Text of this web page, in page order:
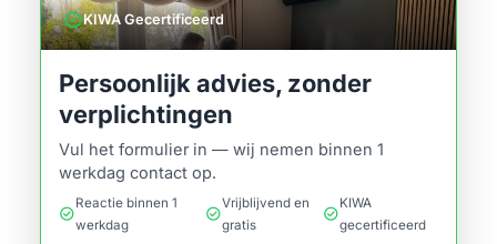
verifiedKIWA Gecertificeerd
Persoonlijk advies, zonder
verplichtingen
Vul het formulier in — wij nemen binnen 1
werkdag contact op.
check_circle
Reactie binnen 1
werkdag
check_circle
Vrijblijvend en
gratis
check_circle
KIWA
gecertificeerd